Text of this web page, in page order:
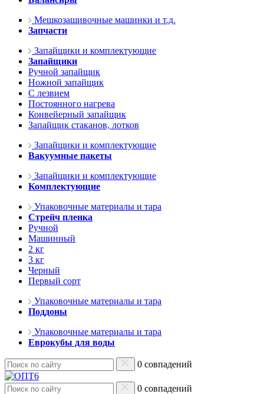
Мешкозашивочные машинки и т.д.
Запчасти
Запайщики и комплектующие
Запайщики
Ручной запайщик
Ножной запайщик
С лезвием
Постоянного нагрева
Конвейерный запайщик
Запайщик стаканов, лотков
Запайщики и комплектующие
Вакуумные пакеты
Запайщики и комплектующие
Комплектующие
Упаковочные материалы и тара
Стрейч пленка
Ручной
Машинный
2 кг
3 кг
Черный
Первый сорт
Упаковочные материалы и тара
Поддоны
Упаковочные материалы и тара
Еврокубы для воды
0 совпадений
0 совпадений